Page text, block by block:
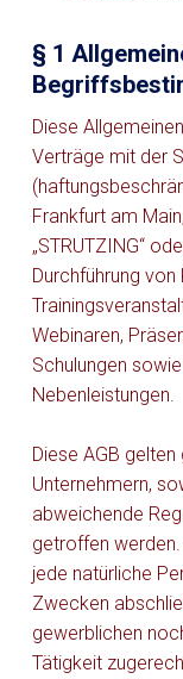
§ 1
Diese
Verträge mit der
Frankfurt am
„STRUTZING“
Durchführung von
Webinaren,
Schulungen
Nebenleistungen.
Diese AGB
Unternehmern,
abweichende
getroffen
jede natürliche
Zwecken
gewerblichen
Tätigkeit